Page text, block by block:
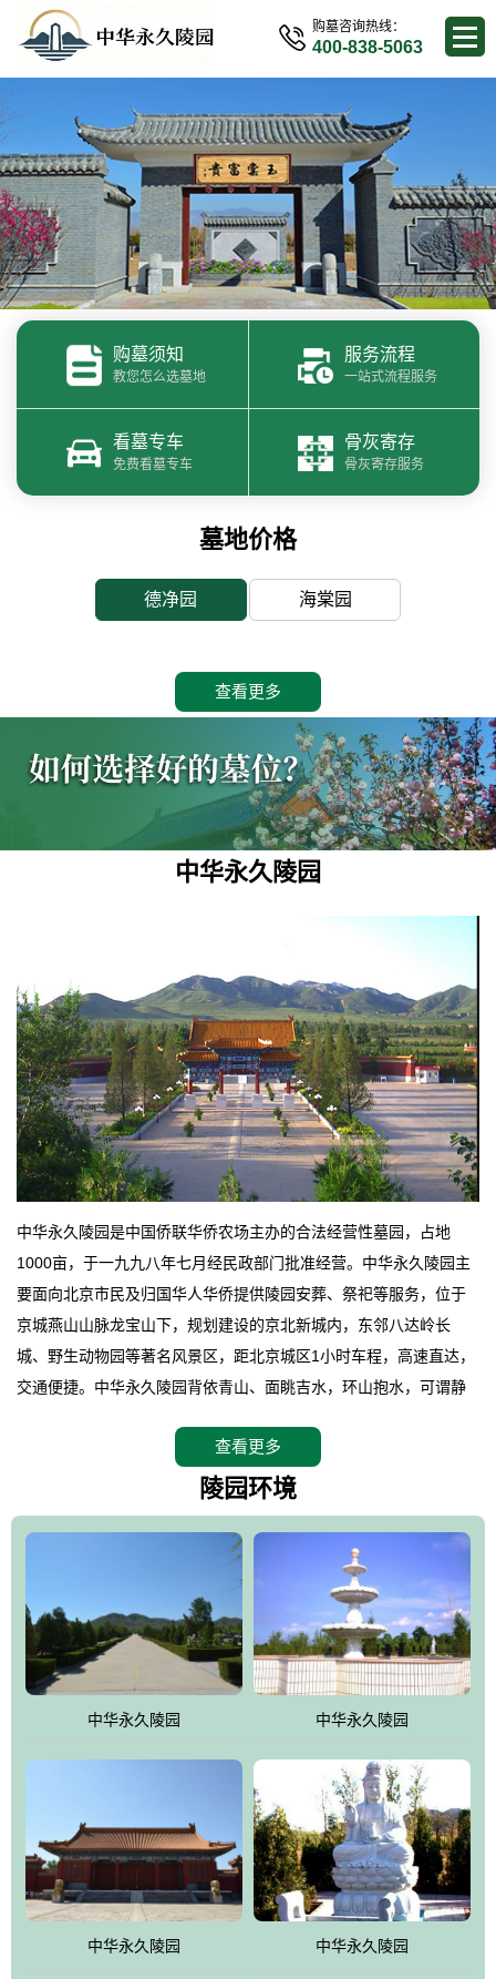
购墓咨询热线：
400-838-5063
购墓须知
教您怎么选墓地
服务流程
一站式流程服务
看墓专车
免费看墓专车
骨灰寄存
骨灰寄存服务
墓地价格
德净园 海棠园
查看更多
中华永久陵园
中华永久陵园是中国侨联华侨农场主办的合法经营性墓园，占地
1000亩，于一九九八年七月经民政部门批准经营。中华永久陵园主
要面向北京市民及归国华人华侨提供陵园安葬、祭祀等服务，位于
京城燕山山脉龙宝山下，规划建设的京北新城内，东邻八达岭长
城、野生动物园等著名风景区，距北京城区1小时车程，高速直达，
交通便捷。中华永久陵园背依青山、面眺吉水，环山抱水，可谓静
地。在总体设计上完全以中国传统文化作为前渠，由三条山脊环绕
而成，宛如一把太师椅，呈坐南朝北向，左青龙，右白虎，前朱
环绕挡住了外界的风吹，流动的生气遇到官厅的水又止住了，正好
符合山环水抱，藏风纳气的要求。中华永久陵园风景庄重典雅、气
势如宏，是华北地区最大的平川式墓园，陵园以皇家建筑风格为载
体吸取现代园林艺术之精华
查看更多
陵园环境
中华永久陵园 中华永久陵园
中华永久陵园 中华永久陵园